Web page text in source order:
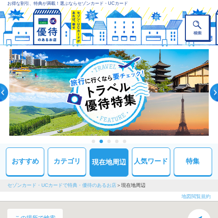
お得な割引、特典が満載！選ぶならセゾンカード・UCカード
おすすめ カテゴリ 現在地周辺 人気ワード 特集
セゾンカード・UCカードで特典・優待のあるお店 現在地周辺
地図閲覧規約